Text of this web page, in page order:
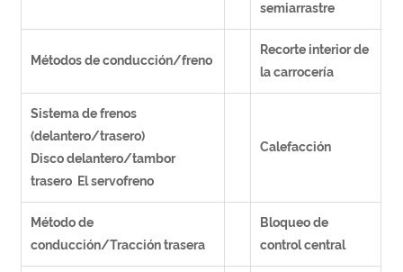
semiarrastre
Métodos de conducción/freno
Recorte interior de
la carrocería
Sistema de frenos
(delantero/trasero)
Disco delantero/tambor
trasero El servofreno
Calefacción
Método de
conducción/Tracción trasera
Bloqueo de
control central